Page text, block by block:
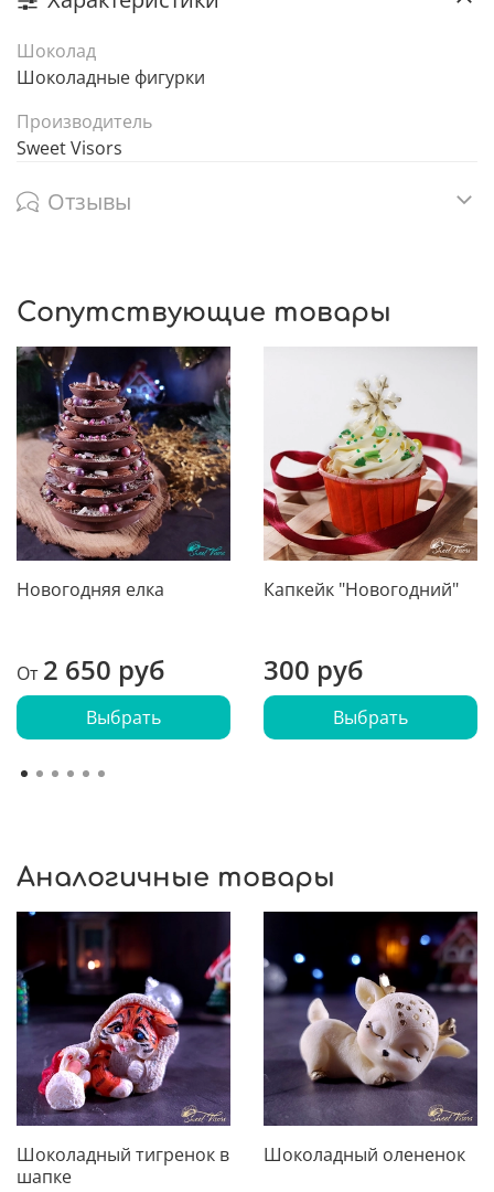
Шоколад
Шоколадные фигурки
Производитель
Sweet Visors
Отзывы
Сопутствующие товары
Новогодняя елка
От 2 650 руб
Выбрать
Капкейк "Новогодний"
300 руб
Выбрать
Аналогичные товары
Шоколадный тигренок в
шапке
Шоколадный олененок